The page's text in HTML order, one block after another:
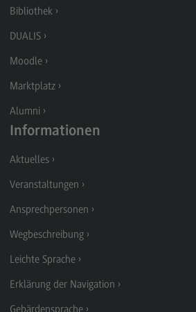
Berufsperspektiven
Kontakt
Executive Engineering
Executive Engineering
Modulangebot
Berufsperspektiven
Kontakt
Finance
Finance
Modulangebot
Berufsperspektiven
Bibliothek
DUALIS
Moodle
Marktplatz
Alumni
Informationen
Aktuelles
Veranstaltungen
Ansprechpersonen
Wegbeschreibung
Leichte Sprache
Erklärung der Navigation
Gebärdensprache